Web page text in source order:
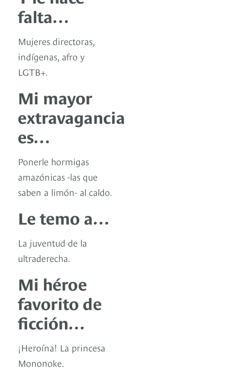
falta…
Mujeres directoras,
indígenas, afro y
LGTB+.
Mi mayor
extravagancia
es…
Ponerle hormigas
amazónicas -las que
saben a limón- al caldo.
Le temo a…
La juventud de la
ultraderecha.
Mi héroe
favorito de
ficción…
¡Heroína! La princesa
Mononoke.